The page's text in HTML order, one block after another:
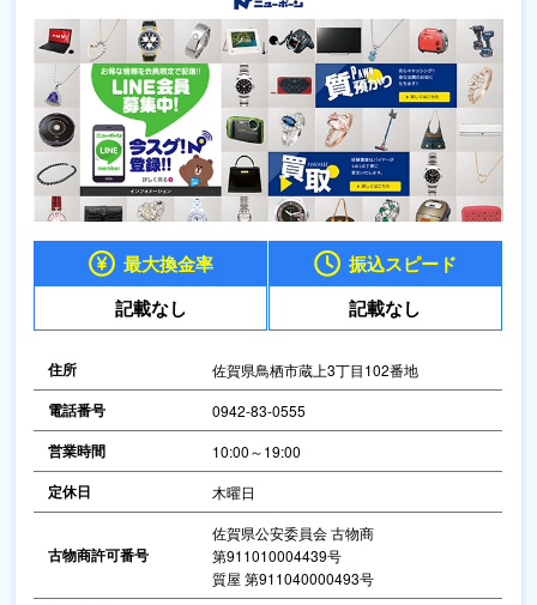
最大換金率
記載なし
振込スピード
記載なし
住所 佐賀県鳥栖市蔵上3丁目102番地
電話番号 0942-83-0555
営業時間 10:00～19:00
定休日 木曜日
古物商許可番号
佐賀県公安委員会 古物商
第911010004439号
質屋 第911040000493号